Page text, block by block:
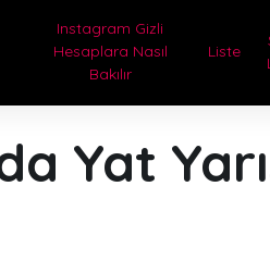
Instagram Gizli
Hesaplara Nasıl
Bakılır
Liste
Yat